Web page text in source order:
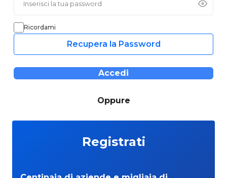
Ricordami
Recupera la Password
Accedi
Oppure
Registrati